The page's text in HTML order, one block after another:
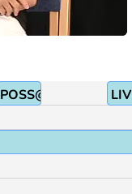
POSS@z LIV